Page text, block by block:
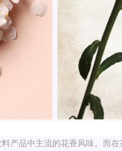
产品中主流的花香风味。而